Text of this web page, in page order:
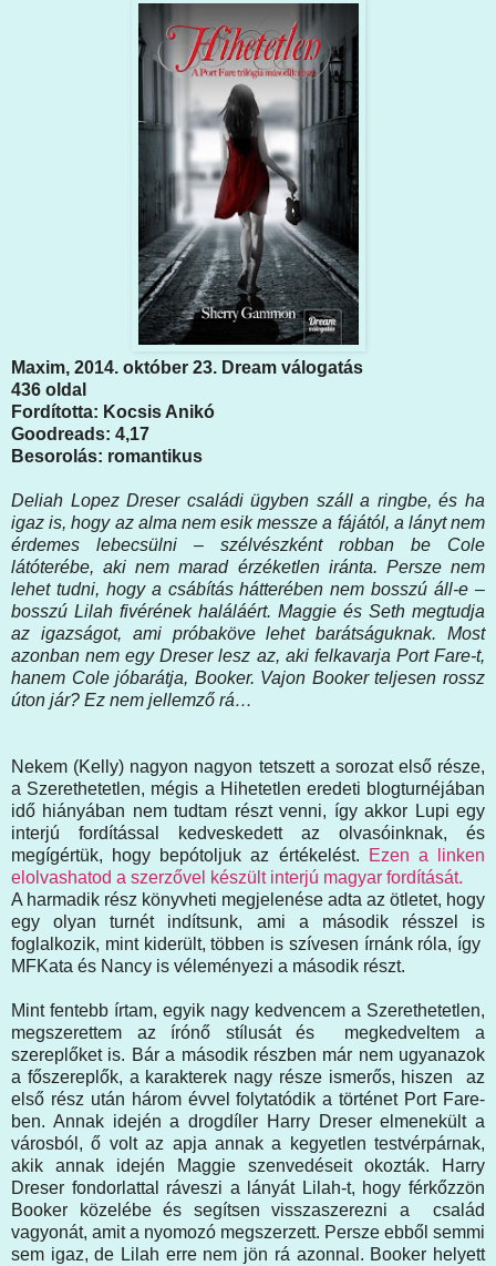
Maxim, 2014. október 23. Dream válogatás
436 oldal
Fordította: Kocsis Anikó
Goodreads: 4,17
Besorolás: romantikus
Deliah Lopez Dreser családi ügyben száll a ringbe, és ha
igaz is, hogy az alma nem esik messze a fájától, a lányt nem
érdemes lebecsülni – szélvészként robban be Cole
látóterébe, aki nem marad érzéketlen iránta. Persze nem
lehet tudni, hogy a csábítás hátterében nem bosszú áll-e –
bosszú Lilah fivérének haláláért. Maggie és Seth megtudja
az igazságot, ami próbaköve lehet barátságuknak. Most
azonban nem egy Dreser lesz az, aki felkavarja Port Fare-t,
hanem Cole jóbarátja, Booker. Vajon Booker teljesen rossz
úton jár? Ez nem jellemző rá…
Nekem (Kelly) nagyon nagyon tetszett a sorozat első része,
a Szerethetetlen, mégis a Hihetetlen eredeti blogturnéjában
idő hiányában nem tudtam részt venni, így akkor Lupi egy
interjú fordítással kedveskedett az olvasóinknak, és
megígértük, hogy bepótoljuk az értékelést.
Ezen a linken
elolvashatod a szerzővel készült interjú magyar fordítását.
A harmadik rész könyvheti megjelenése adta az ötletet, hogy
egy olyan turnét indítsunk, ami a második résszel is
foglalkozik, mint kiderült, többen is szívesen írnánk róla, így
MFKata és Nancy is véleményezi a második részt.
Mint fentebb írtam, egyik nagy kedvencem a Szerethetetlen,
megszerettem az írónő stílusát és megkedveltem a
szereplőket is. Bár a második részben már nem ugyanazok
a főszereplők, a karakterek nagy része ismerős, hiszen az
első rész után három évvel folytatódik a történet Port Fare-
ben. Annak idején a drogdíler Harry Dreser elmenekült a
városból, ő volt az apja annak a kegyetlen testvérpárnak,
akik annak idején Maggie szenvedéseit okozták. Harry
Dreser fondorlattal ráveszi a lányát Lilah-t, hogy férkőzzön
Booker közelébe és segítsen visszaszerezni a család
vagyonát, amit a nyomozó megszerzett. Persze ebből semmi
sem igaz, de Lilah erre nem jön rá azonnal. Booker helyett